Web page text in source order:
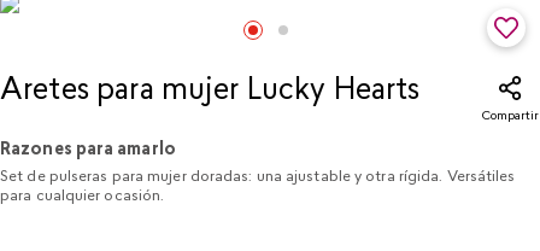
Aretes para mujer Lucky Hearts
Compartir
Razones para amarlo
Set de pulseras para mujer doradas: una ajustable y otra rígida. Versátiles
para cualquier ocasión.